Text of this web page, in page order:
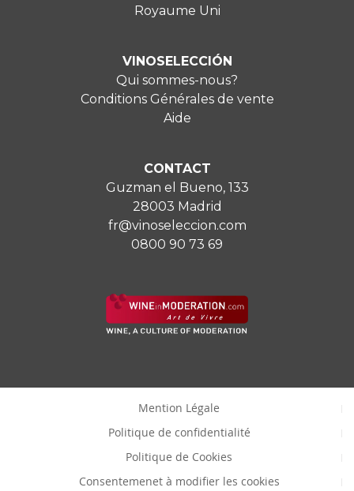
Royaume Uni
VINOSELECCIÓN
Qui sommes-nous?
Conditions Générales de vente
Aide
CONTACT
Guzman el Bueno, 133
28003 Madrid
fr@vinoseleccion.com
0800 90 73 69
Mention Légale
Politique de confidentialité
Politique de Cookies
Consentemenet à modifier les cookies